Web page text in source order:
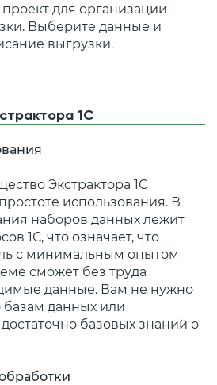
для организации
Выберите данные и
выгрузки.
1С
Экстрактора 1С
использования. В
наборов данных лежит
1С, что означает, что
с минимальным опытом
сможет без труда
данные. Вам не нужно
базам данных или
базовых знаний о